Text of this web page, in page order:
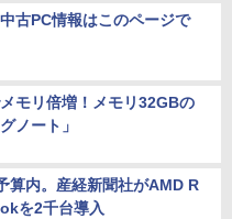
古PC情報はこのページで
モリ倍増！メモリ32GBの
ノート」
算内。産経新聞社がAMD R
を2千台導入